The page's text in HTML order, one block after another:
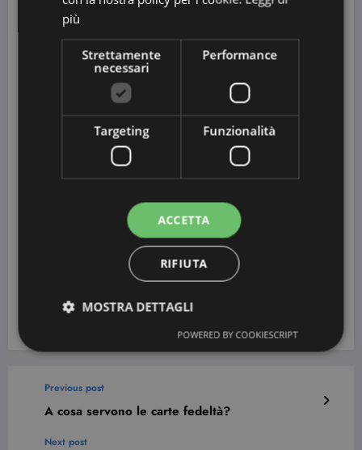
Idee
Nielsen
App
Clicca
QUI!
Amazon, regali e altri
Premi per la casa, buoni
Mobile
Expression
QUI!
Buono Amazon in 7
giorni!
QUI!
Buoni regalo, PayPal e
altro ancora
Clicca
QUI!
Regali dal catalogo
Clicca
Tra 50 centesimi e 3€
per ogni sondaggio
QUI!
Previous post
A cosa servono le carte fedeltà?
Next post
più
Strettamente
necessari
Performance
Targeting Funzionalità
ACCETTA
RIFIUTA
MOSTRA DETTAGLI
POWERED BY COOKIESCRIPT